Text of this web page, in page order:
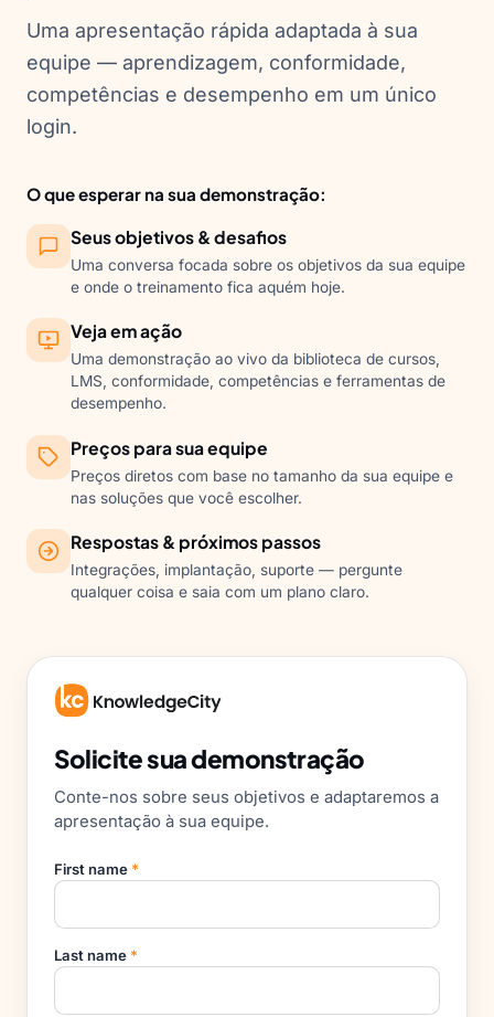
Uma apresentação rápida adaptada à sua
equipe — aprendizagem, conformidade,
competências e desempenho em um único
login.
O que esperar na sua demonstração:
Seus objetivos & desafios
Uma conversa focada sobre os objetivos da sua equipe
e onde o treinamento fica aquém hoje.
Veja em ação
Uma demonstração ao vivo da biblioteca de cursos,
LMS, conformidade, competências e ferramentas de
desempenho.
Preços para sua equipe
Preços diretos com base no tamanho da sua equipe e
nas soluções que você escolher.
Respostas & próximos passos
Integrações, implantação, suporte — pergunte
qualquer coisa e saia com um plano claro.
Solicite sua demonstração
Conte-nos sobre seus objetivos e adaptaremos a
apresentação à sua equipe.
First name *
Last name *